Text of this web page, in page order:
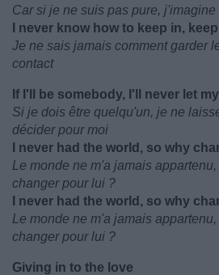
Car si je ne suis pas pure,
I never know how to keep in,
Je ne sais jamais comment garder
contact
If I'll be somebody, I'll never let
Si je dois être quelqu'un, je ne
décider pour moi
I never had the world, so why
Le monde ne m'a jamais
changer pour lui ?
I never had the world, so why
Le monde ne m'a jamais
changer pour lui ?
Giving in to the love